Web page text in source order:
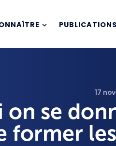
PUBLICATIONS
17
on se
former